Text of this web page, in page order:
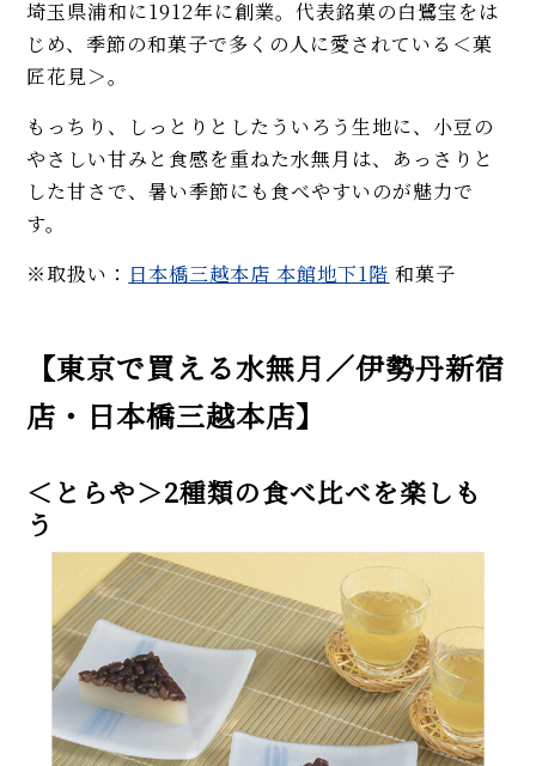
埼玉県浦和に1912年に創業。代表銘菓の白鷺宝をは
じめ、季節の和菓子で多くの人に愛されている＜菓
匠花見＞。
もっちり、しっとりとしたういろう生地に、小豆の
やさしい甘みと食感を重ねた水無月は、あっさりと
した甘さで、暑い季節にも食べやすいのが魅力で
す。
※取扱い： 日本橋三越本店 本館地下1階 和菓子
【東京で買える水無月／伊勢丹新宿
店・日本橋三越本店】
＜とらや＞2種類の食べ比べを楽しも
う